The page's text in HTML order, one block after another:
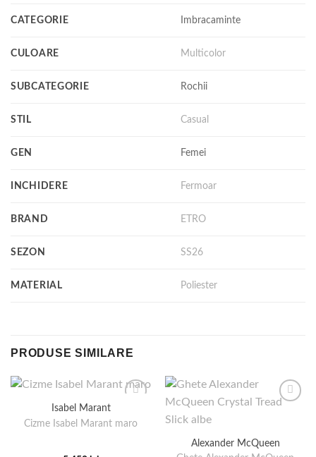
CATEGORIE Imbracaminte
CULOARE Multicolor
SUBCATEGORIE Rochii
STIL Casual
GEN Femei
INCHIDERE Fermoar
BRAND ETRO
SEZON SS26
MATERIAL Poliester
PRODUSE SIMILARE
Isabel Marant
Cizme Isabel Marant maro
Alexander McQueen